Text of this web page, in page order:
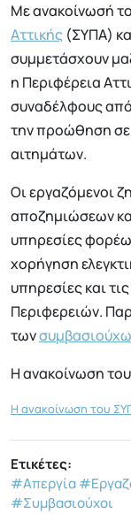
Με ανακοίνωσή
Αττικής (ΣΥΠΑ)
συμμετάσχουν
η Περιφέρεια
συναδέλφους από
την προώθηση
αιτημάτων.
Οι εργαζόμενοι
αποζημιώσεων
υπηρεσίες
χορήγηση
υπηρεσίες και
Περιφερειών.
των
Η ανακοίνωση
Η ανακοίνωση του
Ετικέτες:
#Απεργία
#Συμβασιούχοι